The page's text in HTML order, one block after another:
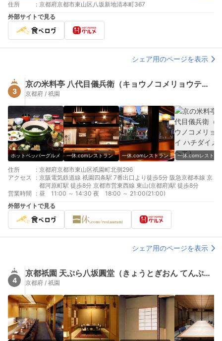
住所 : 京都府京都市東山区八坂新地清本町367
外部サイトで見る
シェア用のページを表示
3
京の米料亭 八代目儀兵衛（キョウノコメリョウテイ ハチダイメギヘエ）
京都府 / 祇園
ホットペッパーグルメ 一休.comレストラン 一休.comレストラン 一休.comレストラ
住所 : 京都府京都市東山区祇園町北側296
アクセス
: 京阪電気鉄道線 祇園四条駅 7番出口より徒歩5分 阪急京都本線 京
都河原町駅 徒歩8分 京都市営東西線 東山(京都府)駅 徒歩8分
営業時間
: 昼 11:00 ～ 14:30 夜 18:00 ～ 21:00(21:00)
外部サイトで見る
シェア用のページを表示
4
京都祇園 天ぷら八坂圓堂（きょうとぎおん てんぷら やさかえんどう）
京都府 / 祇園